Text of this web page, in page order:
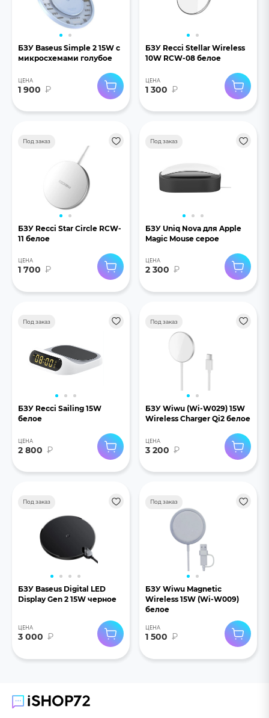
БЗУ Baseus Simple 2 15W с
микросхемами голубое
ЦЕНА
1 900 ₽
БЗУ Recci Stellar Wireless
10W RCW-08 белое
ЦЕНА
1 300 ₽
Под заказ
БЗУ Recci Star Circle RCW-
11 белое
ЦЕНА
1 700 ₽
Под заказ
БЗУ Uniq Nova для Apple
Magic Mouse серое
ЦЕНА
2 300 ₽
Под заказ
БЗУ Recci Sailing 15W
белое
ЦЕНА
2 800 ₽
Под заказ
БЗУ Wiwu (Wi-W029) 15W
Wireless Charger Qi2 белое
ЦЕНА
3 200 ₽
Под заказ
БЗУ Baseus Digital LED
Display Gen 2 15W черное
ЦЕНА
3 000 ₽
Под заказ
БЗУ Wiwu Magnetic
Wireless 15W (Wi-W009)
белое
ЦЕНА
1 500 ₽